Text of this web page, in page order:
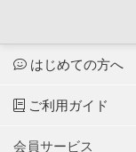
はじめての方へ
ご利用ガイド
会員サービス